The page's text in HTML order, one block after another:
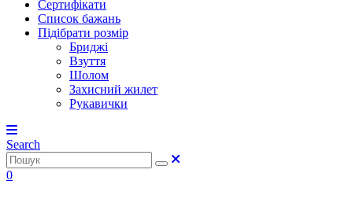
Сертифікати
Список бажань
Підібрати розмір
Бриджі
Взуття
Шолом
Захисний жилет
Рукавички
Search
0